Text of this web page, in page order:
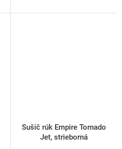
Sušič rúk Empire Tornado
Jet, strieborná